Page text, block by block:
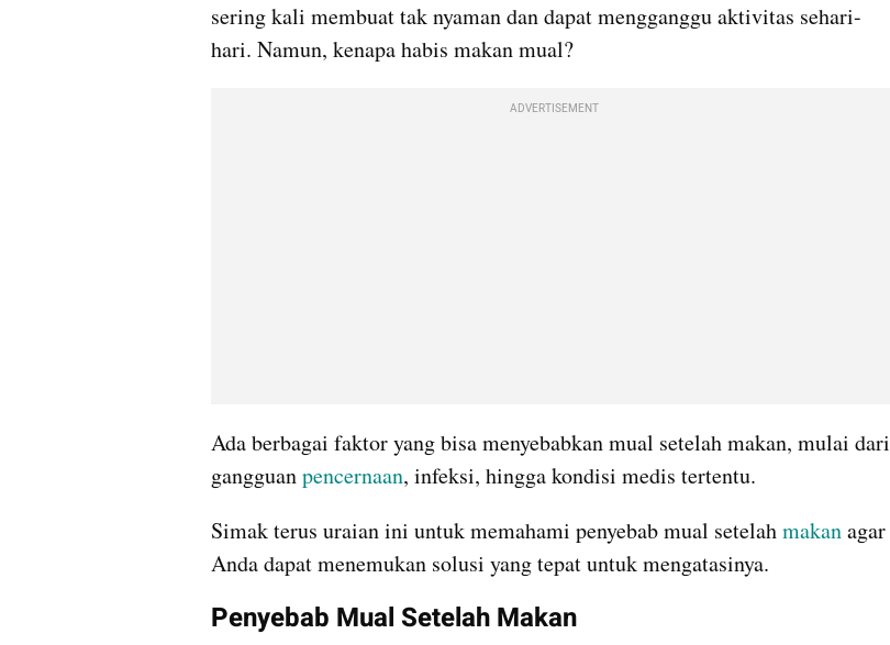
sering kali membuat tak nyaman dan dapat mengganggu aktivitas sehari-
hari. Namun, kenapa habis makan mual?
ADVERTISEMENT
Ada berbagai faktor yang bisa menyebabkan mual setelah makan, mulai dari
gangguan pencernaan, infeksi, hingga kondisi medis tertentu.
Simak terus uraian ini untuk memahami penyebab mual setelah makan agar
Anda dapat menemukan solusi yang tepat untuk mengatasinya.
Penyebab Mual Setelah Makan